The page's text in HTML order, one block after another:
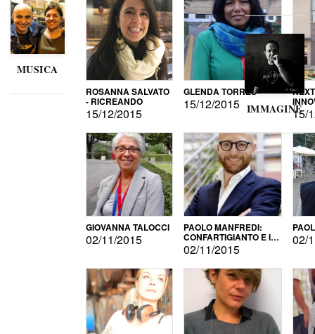
MUSICA
ROSANNA SALVATO
- RICREANDO
15/12/2015
GLENDA TORRES
15/12/2015
15/
GIOVANNA TALOCCI
02/11/2015
PAOLO MANFREDI:
CONFARTIGIANTO E IL
SONDAGGIO
02/11/2015
02/
IMMAGINE